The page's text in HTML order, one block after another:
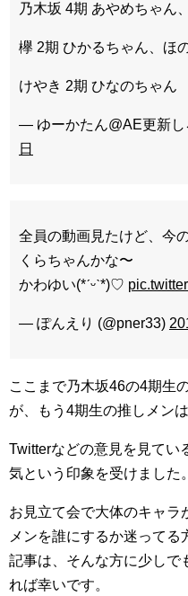
乃木坂 4期 あやめちゃん
欅 2期 ひかるちゃん、ほ
けやき 2期 ひなのちゃん
— ゆーかたん@AE更新し
日
全員の動画見たけど、今
くらちゃんかな〜
かわゆい(*ˊᵕˋ*)♡
— ぽんえり (@pner33)
ここまで乃木坂46の4期生
が、もう4期生の推しメン
Twitterなどの意見を見てい
気という印象を受けました。
お見立て会で大体のキャラ
メンを誰にするか迷って
記事は、そんな方に少しで
れば幸いです。